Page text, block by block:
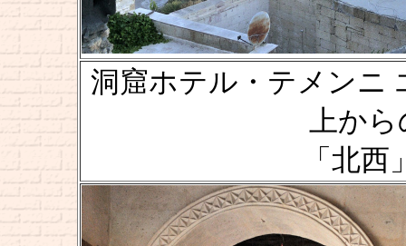
洞窟ホテル・テメンニ
上から
「北西